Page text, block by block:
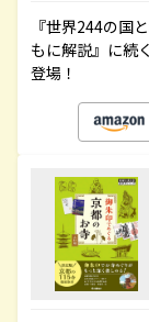
『世界244の国
もに解説』に続
登場！